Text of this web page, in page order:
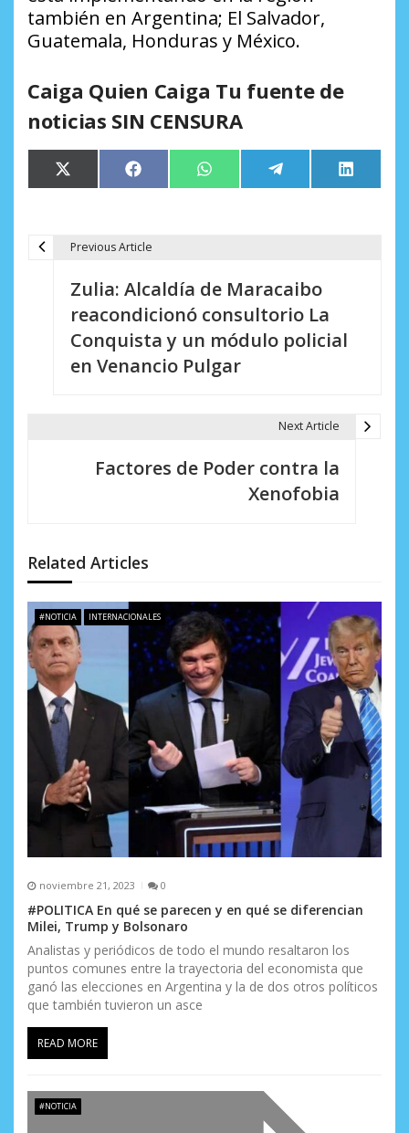
también en Argentina; El Salvador,
Guatemala, Honduras y México.
Caiga Quien Caiga Tu fuente de
noticias SIN CENSURA
Compartir
en
X
(Twitter)
Compartir
en
Facebook Compartir
en
WhatsApp Compartir
en
Telegram
en
LinkedIn
n
d
e
e
n
d
a
s
Previous Article
Zulia: Alcaldía de Maracaibo
reacondicionó consultorio La
Conquista y un módulo policial
en Venancio Pulgar
Next Article
Factores de Poder contra la
Xenofobia
Related Articles
#NOTICIA INTERNACIONALES
noviembre 21, 2023 0
#POLITICA En qué se parecen y en qué se diferencian
Milei, Trump y Bolsonaro
Analistas y periódicos de todo el mundo resaltaron los
puntos comunes entre la trayectoria del economista que
ganó las elecciones en Argentina y la de dos otros políticos
que también tuvieron un asce
READ MORE
#NOTICIA